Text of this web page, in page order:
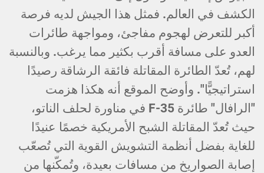
الكشف في العالم. فمثل هذا الجيش لديه فرصة
أكبر للتعرض لهجوم مفاجئ، ومواجهة طائرات
العدو على مسافة أقرب بكثير مما يرغب. وبالنسبة
لهم، تُعدّ الطائرة المقاتلة فائقة الرشاقة رصيدًا
استراتيجيًّا". وأوضح الموقع أنه هكذا هزمت
"الرافال" طائرة F-35 في مناورة لحلف الناتو،
حيث تُعدّ المقاتلة الشبح الأمريكية خصمًا عنيدًا
للغاية بفضل أنظمة التشويش القوية التي تُصعّب
إصابة الصواريخ من مسافات بعيدة، وتُمكّنها من